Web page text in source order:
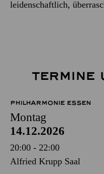
leidenschaftlich,
TERMINE
PHILHARMONIE ESSEN
Montag
14.12.2026
20:00 - 22:00
Alfried Krupp Saal